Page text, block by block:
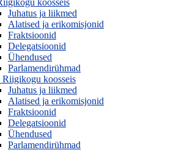
Juhatus ja liikmed
Alatised ja erikomisjonid
Fraktsioonid
Delegatsioonid
Ühendused
Parlamendirühmad
koosseis
Juhatus ja liikmed
Alatised ja erikomisjonid
Fraktsioonid
Delegatsioonid
Ühendused
Parlamendirühmad